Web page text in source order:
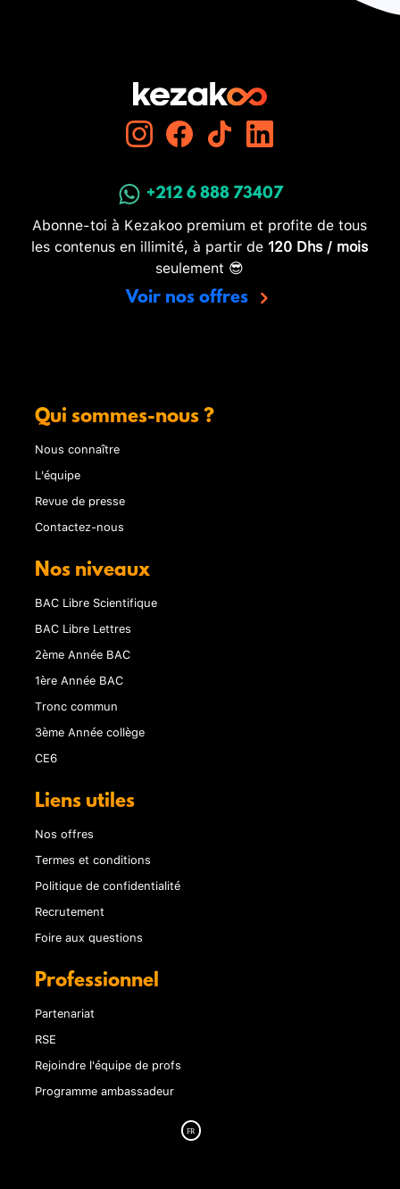
+212 6 888 73407
Abonne-toi à Kezakoo premium et profite de tous
les contenus en illimité, à partir de 120 Dhs / mois
seulement 😎
Voir nos offres
Qui sommes-nous ?
Nous connaître
L'équipe
Revue de presse
Contactez-nous
Nos niveaux
BAC Libre Scientifique
BAC Libre Lettres
2ème Année BAC
1ère Année BAC
Tronc commun
3ème Année collège
CE6
Liens utiles
Nos offres
Termes et conditions
Politique de confidentialité
Recrutement
Foire aux questions
Professionnel
Partenariat
RSE
Rejoindre l'équipe de profs
Programme ambassadeur